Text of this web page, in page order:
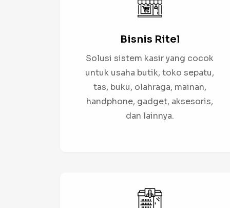
Bisnis Ritel
Solusi sistem kasir yang cocok
untuk usaha butik, toko sepatu,
tas, buku, olahraga, mainan,
handphone, gadget, aksesoris,
dan lainnya.